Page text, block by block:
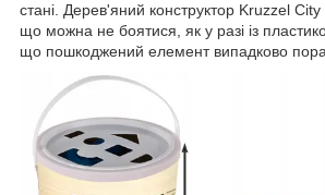
стані. Дерев'яний конструктор Kruzzel
що можна не боятися, як у разі із
що пошкоджений елемент випадково